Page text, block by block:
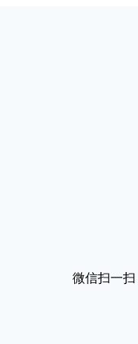
微信扫一